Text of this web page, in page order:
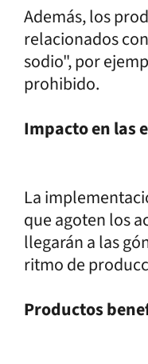
Además, los
relacionados
sodio", por
prohibido.
Impacto en las
La
que agoten los
llegarán a las
ritmo de
Productos